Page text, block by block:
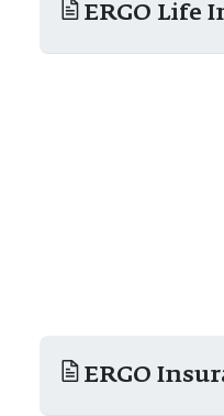
ERGO Life
ERGO